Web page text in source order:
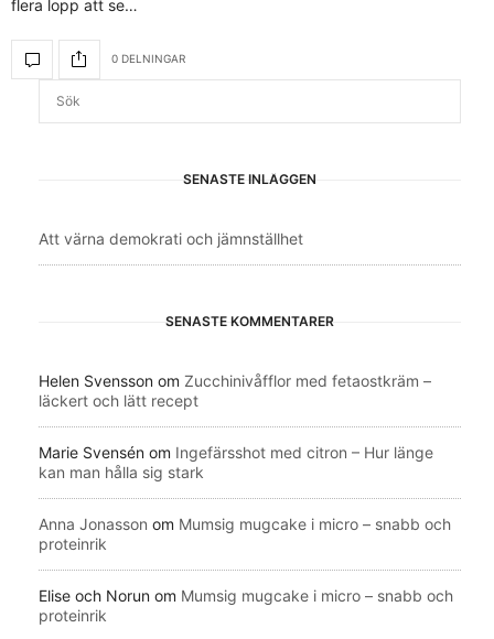
flera lopp att se…
0 DELNINGAR
SENASTE INLÄGGEN
Att värna demokrati och jämnställhet
SENASTE KOMMENTARER
Helen Svensson om Zucchinivåfflor med fetaostkräm –
läckert och lätt recept
Marie Svensén om Ingefärsshot med citron – Hur länge
kan man hålla sig stark
Anna Jonasson om Mumsig mugcake i micro – snabb och
proteinrik
Elise och Norun om Mumsig mugcake i micro – snabb och
proteinrik